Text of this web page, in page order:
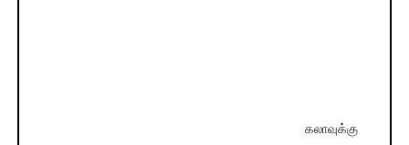
கலாவுக்கு